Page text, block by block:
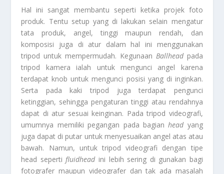
Hal ini sangat membantu seperti ketika projek foto
produk. Tentu setup yang di lakukan selain mengatur
tata produk, angel, tinggi maupun rendah, dan
komposisi juga di atur dalam hal ini menggunakan
tripod untuk mempermudah. Kegunaan Ballheadpada
tripod kamera ialah untuk mengunci angel karena
terdapat knob untuk mengunci posisi yang di inginkan.
Serta pada kaki tripod juga terdapat pengunci
ketinggian, sehingga pengaturan tinggi atau rendahnya
dapat di atur sesuai keinginan. Pada tripod videografi,
umumnya memiliki pegangan pada bagianheadyang
juga dapat di putar untuk menyesuaikan angel atas atau
bawah. Namun, untuk tripod videografi dengan tipe
head sepertifluidhead ini lebih sering di gunakan bagi
fotografer maupun videografer dan tak ada masalah